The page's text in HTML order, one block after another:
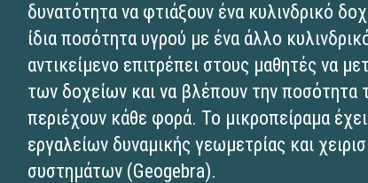
δυνατότητα να φτιάξουν ένα κυλινδρικό
ίδια ποσότητα υγρού με ένα άλλο
αντικείμενο επιτρέπει στους μαθητές να
των δοχείων και να βλέπουν την ποσότητα
περιέχουν κάθε φορά. Το μικροπείραμα
εργαλείων δυναμικής γεωμετρίας και
συστημάτων (Geogebra).